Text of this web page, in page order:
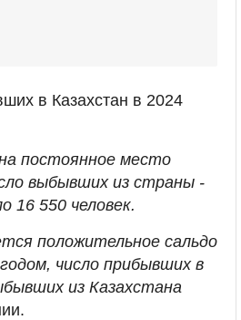
в Казахстан в 2024
постоянное место
выбывших из страны -
16 550 человек.
положительное сальдо
число прибывших в
из Казахстана